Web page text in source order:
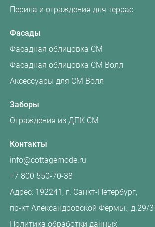
Перила и ограждения для террас
Фасады
Фасадная облицовка CM
Фасадная облицовка CM Волл
Аксессуары для CM Волл
Заборы
Ограждения из ДПК CM
Контакты
info@cottagemode.ru
+7 800 550-70-38
Адрес: 192241, г. Санкт-Петербург,
пр‑кт Александровской Фермы., д.29/3
Политика обработки данных